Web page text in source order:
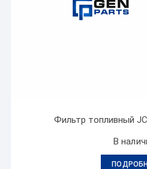
Фильтр топливный
В